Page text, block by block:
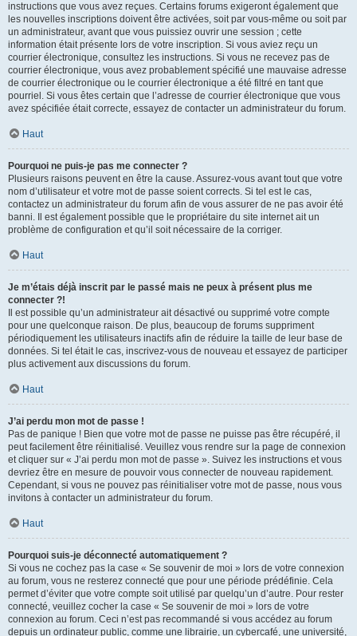
instructions que vous avez reçues. Certains forums exigeront également que
les nouvelles inscriptions doivent être activées, soit par vous-même ou soit par
un administrateur, avant que vous puissiez ouvrir une session ; cette
information était présente lors de votre inscription. Si vous aviez reçu un
courrier électronique, consultez les instructions. Si vous ne recevez pas de
courrier électronique, vous avez probablement spécifié une mauvaise adresse
de courrier électronique ou le courrier électronique a été filtré en tant que
pourriel. Si vous êtes certain que l’adresse de courrier électronique que vous
avez spécifiée était correcte, essayez de contacter un administrateur du forum.
Haut
Pourquoi ne puis-je pas me connecter ?
Plusieurs raisons peuvent en être la cause. Assurez-vous avant tout que votre
nom d’utilisateur et votre mot de passe soient corrects. Si tel est le cas,
contactez un administrateur du forum afin de vous assurer de ne pas avoir été
banni. Il est également possible que le propriétaire du site internet ait un
problème de configuration et qu’il soit nécessaire de la corriger.
Haut
Je m’étais déjà inscrit par le passé mais ne peux à présent plus me
connecter ?!
Il est possible qu’un administrateur ait désactivé ou supprimé votre compte
pour une quelconque raison. De plus, beaucoup de forums suppriment
périodiquement les utilisateurs inactifs afin de réduire la taille de leur base de
données. Si tel était le cas, inscrivez-vous de nouveau et essayez de participer
plus activement aux discussions du forum.
Haut
J’ai perdu mon mot de passe !
Pas de panique ! Bien que votre mot de passe ne puisse pas être récupéré, il
peut facilement être réinitialisé. Veuillez vous rendre sur la page de connexion
et cliquer sur « J’ai perdu mon mot de passe ». Suivez les instructions et vous
devriez être en mesure de pouvoir vous connecter de nouveau rapidement.
Cependant, si vous ne pouvez pas réinitialiser votre mot de passe, nous vous
invitons à contacter un administrateur du forum.
Haut
Pourquoi suis-je déconnecté automatiquement ?
Si vous ne cochez pas la case « Se souvenir de moi » lors de votre connexion
au forum, vous ne resterez connecté que pour une période prédéfinie. Cela
permet d’éviter que votre compte soit utilisé par quelqu’un d’autre. Pour rester
connecté, veuillez cocher la case « Se souvenir de moi » lors de votre
connexion au forum. Ceci n’est pas recommandé si vous accédez au forum
depuis un ordinateur public, comme une librairie, un cybercafé, une université,